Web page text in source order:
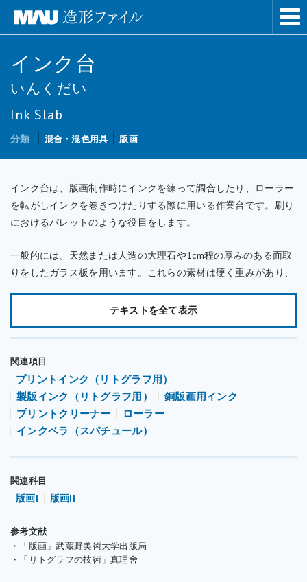
インク台
いんくだい
Ink Slab
分類 混合・混色用具 版画
インク台は、版画制作時にインクを練って調合したり、ローラー
を転がしインクを巻きつけたりする際に用いる作業台です。刷り
におけるパレットのような役目をします。
一般的には、天然または人造の大理石や1cm程の厚みのある面取
りをしたガラス板を用います。これらの素材は硬く重みがあり、
変化が少ないためにインクの状態も一定に保つことができます。
インク台の取り扱いの注意事項としては、常に汚れのない状態を
保つことです。使用する前は、プリントクリーナーなどの溶剤を
用い、汚れを拭きあげてから使用するようにします。刷り終わり
の際も、ヘラでしっかりインクを取り、残ったインクは溶剤とウ
エスで拭きあげます。この作業を怠ると、前に使用していたイン
クの影響が出てしまう場合があります。新品の大理石のインク台
塗布し、一日置いた後、プリントクリーナーで洗浄し使用しま
す。これは先に石に油を染み込ませておくことで、インクの色移
りを防ぐ効果があるためです。長期間使用していないインク台
た、石の表面がヘラなどで傷付いた場合は、砥石やサンドペーパ
ーをかけて平らにした後、上記と同様の処理をすることで再生で
きます。
テキストを全て表示
関連項目
プリントインク（リトグラフ用）
製版インク（リトグラフ用）
銅版画用インク
プリントクリーナー
ローラー
インクベラ（スパチュール）
関連科目
版画I 版画II
参考文献
・「版画」武蔵野美術大学出版局
・「リトグラフの技術」真理舍